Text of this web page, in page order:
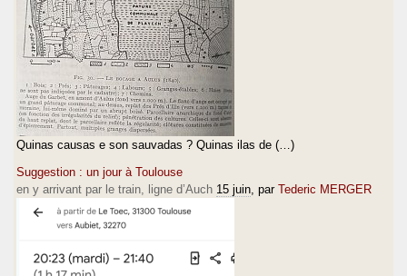
Quinas causas e son sauvadas ? Quinas ilas de (…)
Suggestion : un jour à Toulouse
en y arrivant par le train, ligne d’Auch 15 juin , par Tederic MERGER